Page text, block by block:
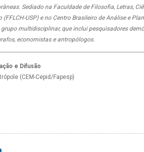
Sediado na Faculdade de Filosofia, Letras,
(FFLCH-USP) e no Centro Brasileiro de Análise e
multidisciplinar, que inclui pesquisadores
economistas e antropólogos.
e Difusão
(CEM-Cepid/Fapesp)